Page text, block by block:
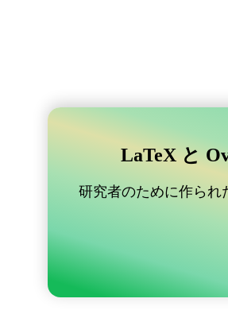
LaTeX と
研究者のために作られ